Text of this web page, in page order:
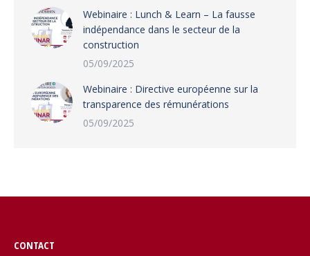
Webinaire : Lunch & Learn – La fausse
indépendance dans le secteur de la
construction
05/09/2025
Webinaire : Directive européenne sur la
transparence des rémunérations
05/09/2025
CONTACT